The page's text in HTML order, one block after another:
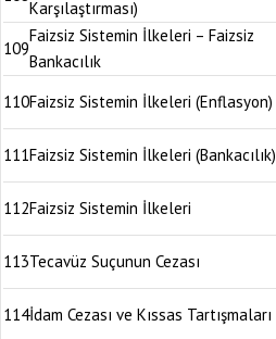
Karşılaştırması)
109
Faizsiz Sistemin İlkeleri – Faizsiz
Bankacılık
110Faizsiz Sistemin İlkeleri (Enflasyon)
111Faizsiz Sistemin İlkeleri (Bankacılık)
112Faizsiz Sistemin İlkeleri
113Tecavüz Suçunun Cezası
114İdam Cezası ve Kıssas Tartışmaları